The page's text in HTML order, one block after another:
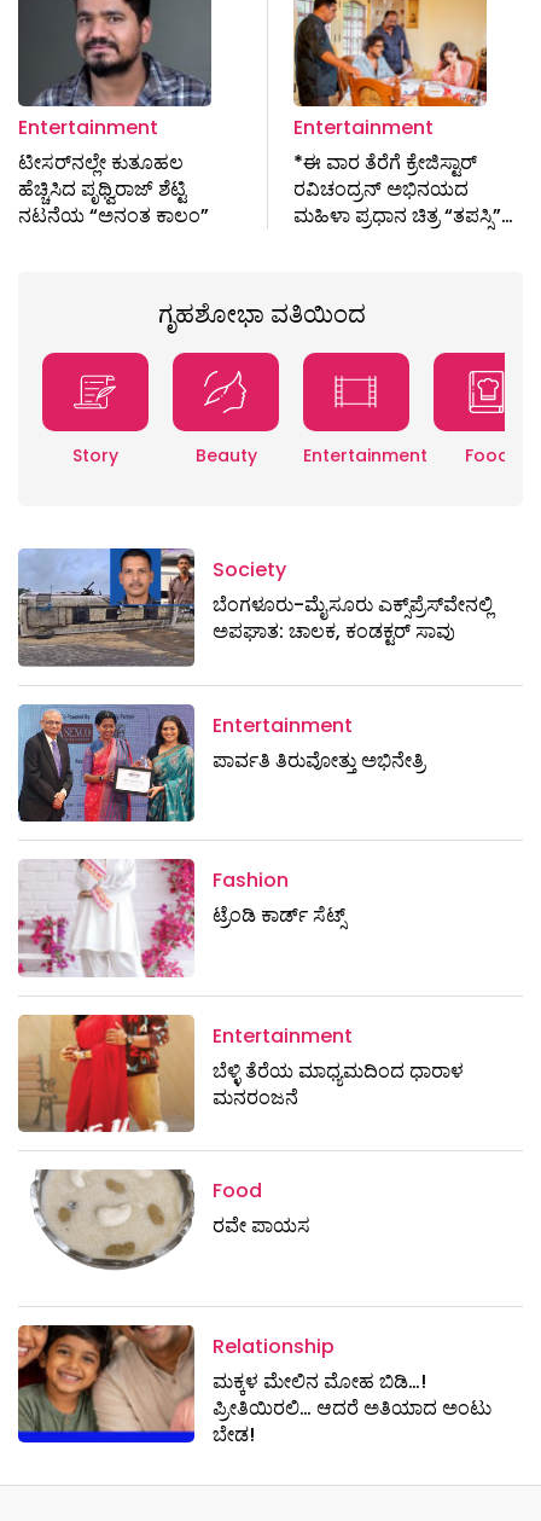
Entertainment
ಟೀಸರ್​ನಲ್ಲೇ ಕುತೂಹಲ
ಹೆಚ್ಚಿಸಿದ ಪೃಥ್ವಿರಾಜ್ ಶೆಟ್ಟಿ
ನಟನೆಯ “ಅನಂತ ಕಾಲಂ”
Entertainment
*ಈ ವಾರ ತೆರೆಗೆ ಕ್ರೇಜಿಸ್ಟಾರ್
ರವಿಚಂದ್ರನ್ ಅಭಿನಯದ
ಮಹಿಳಾ ಪ್ರಧಾನ ಚಿತ್ರ “ತಪಸ್ಸಿ”…
ಗೃಹಶೋಭಾ ವತಿಯಿಂದ
Story Beauty Entertainment Food
Society
ಬೆಂಗಳೂರು-ಮೈಸೂರು ಎಕ್ಸ್​ಪ್ರೆಸ್‌ವೇನಲ್ಲಿ
ಅಪಘಾತ: ಚಾಲಕ, ಕಂಡಕ್ಟರ್ ಸಾವು
Entertainment
ಪಾರ್ವತಿ ತಿರುವೋತ್ತು ಅಭಿನೇತ್ರಿ
Fashion
ಟ್ರೆಂಡಿ ಕಾರ್ಡ್‌ ಸೆಟ್ಸ್
Entertainment
ಬೆಳ್ಳಿ ತೆರೆಯ ಮಾಧ್ಯಮದಿಂದ ಧಾರಾಳ
ಮನರಂಜನೆ
Food
ರವೇ ಪಾಯಸ
Relationship
ಮಕ್ಕಳ ಮೇಲಿನ ಮೋಹ ಬಿಡಿ…!
ಪ್ರೀತಿಯಿರಲಿ… ಆದರೆ ಅತಿಯಾದ ಅಂಟು
ಬೇಡ!